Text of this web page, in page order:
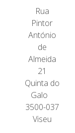
Rua
Pintor
António
de
Almeida
21
Quinta do
Galo
3500-037
Viseu